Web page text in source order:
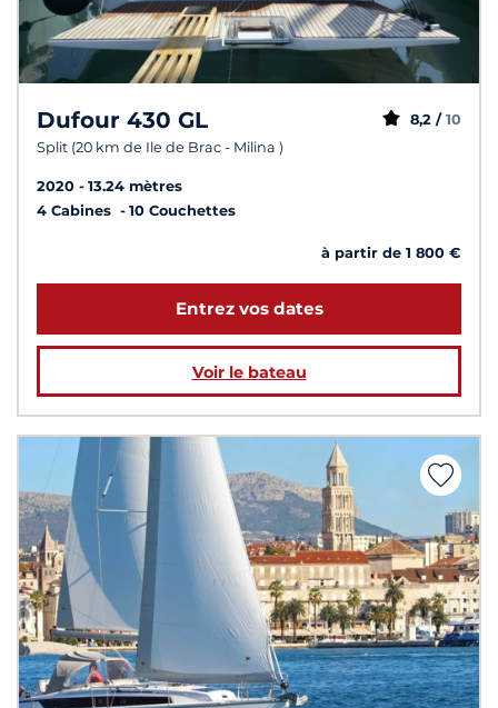
Dufour 430 GL
Split (20 km de Ile de Brac - Milina )
8,2 / 10
2020
13.24 mètres
4 Cabines
10 Couchettes
à partir de 1 800 €
Entrez vos dates
Voir le bateau